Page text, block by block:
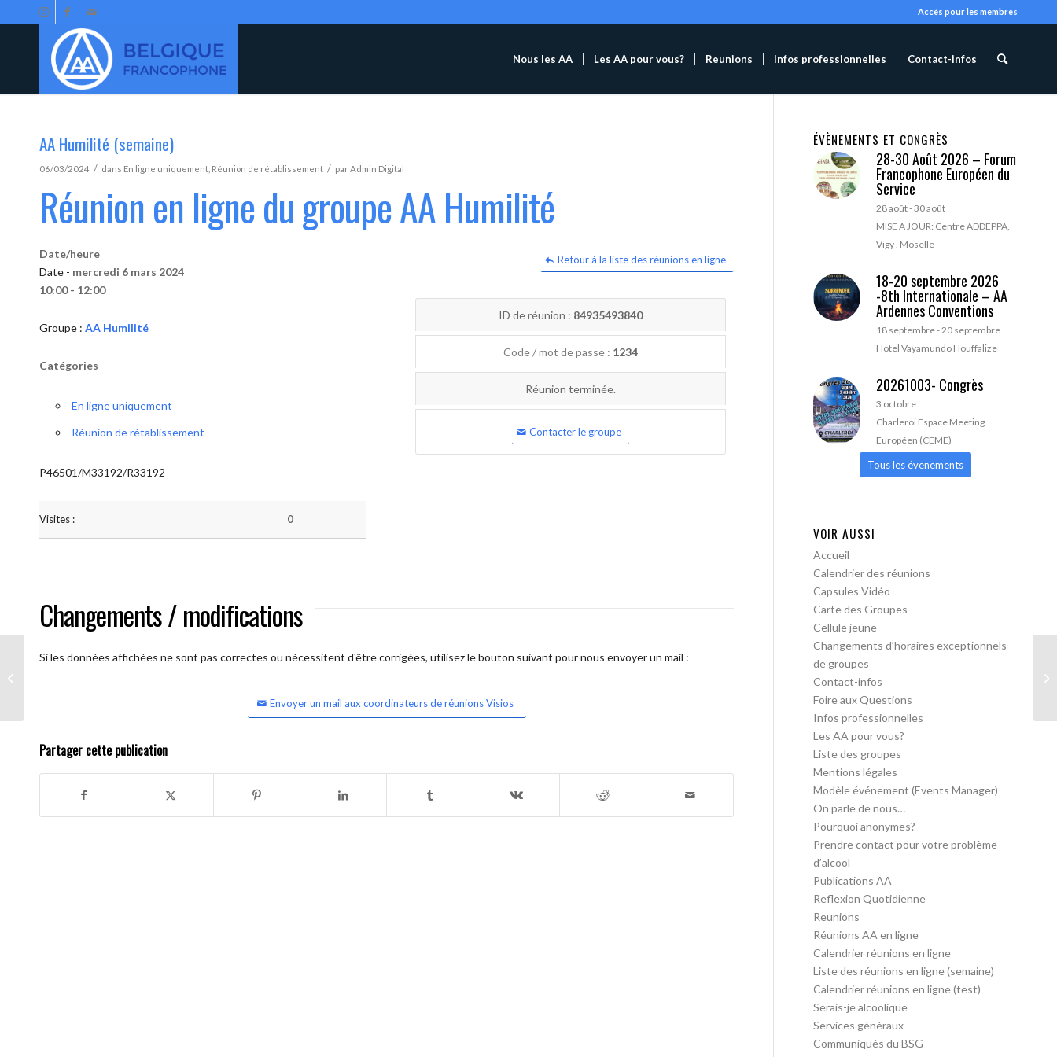
Accès pour les membres
Nous les AA Les AA pour vous? Reunions Infos professionnelles Contact-infos
AA Humilité (semaine)
06/03/2024 / dans En ligne uniquement Réunion de rétablissement / parAdmin Digital
Réunion en ligne du groupe AA Humilité
Retour à la liste des réunions en ligne
Date/heure
Date - mercredi 6 mars 2024
10:00 - 12:00
Groupe : AA Humilité
Catégories
En ligne uniquement
Réunion de rétablissement
P46501/M33192/R33192
Visites : 0
ID de réunion : 84935493840
Code / mot de passe : 1234
Réunion terminée.
Contacter le groupe
Changements / modifications
Si les données affichées ne sont pas correctes ou nécessitent d'être corrigées, utilisez le bouton suivant pour nous envoyer un mail :
Envoyer un mail aux coordinateurs de réunions Visios
Partager cette publication
ÉVÈNEMENTS ET CONGRÈS
28-30 Août 2026 – Forum
Francophone Européen du
Service
28 août-30 août
MISE A JOUR: Centre ADDEPPA,
Vigy , Moselle
18-20 septembre 2026
-8th Internationale – AA
Ardennes Conventions
18 septembre-20 septembre
Hotel Vayamundo Houffalize
20261003- Congrès
3 octobre
Charleroi Espace Meeting
Européen (CEME)
Tous les évenements
VOIR AUSSI
Accueil
Calendrier des réunions
Capsules Vidéo
Carte des Groupes
Cellule jeune
Changements d’horaires exceptionnels
de groupes
Contact-infos
Foire aux Questions
Infos professionnelles
Les AA pour vous?
Liste des groupes
Mentions légales
Modèle événement (Events Manager)
On parle de nous…
Pourquoi anonymes?
Prendre contact pour votre problème
d’alcool
Publications AA
Reflexion Quotidienne
Reunions
Réunions AA en ligne
Calendrier réunions en ligne
Liste des réunions en ligne (semaine)
Calendrier réunions en ligne (test)
Serais-je alcoolique
Services généraux
Communiqués du BSG